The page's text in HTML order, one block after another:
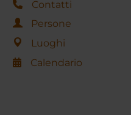
Contatti
Persone
Luoghi
Calendario